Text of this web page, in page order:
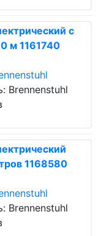
с
м 1161740
Brennenstuhl
1168580
Brennenstuhl